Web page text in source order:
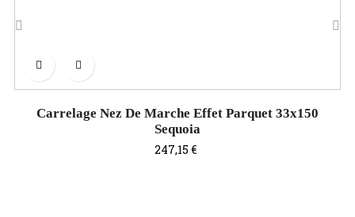
Carrelage Nez De Marche Effet Parquet 33x150
Sequoia
Prix
247,15 €